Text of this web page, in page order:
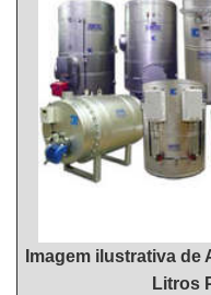
de aquecedores a
empresa que tenha
qualidade e
características
clientes.Isso tudo é
Aquecedores é
para fidelizar os
DETALHES
Imagem ilustrativa de
Litros